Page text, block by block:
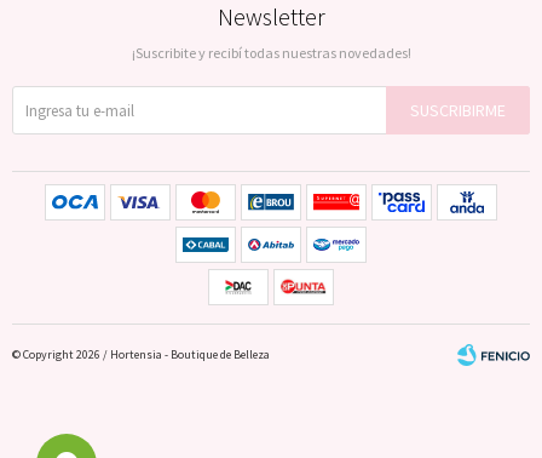
Newsletter
¡Suscribite y recibí todas nuestras novedades!
SUSCRIBIRME
© Copyright 2026 / Hortensia - Boutique de Belleza